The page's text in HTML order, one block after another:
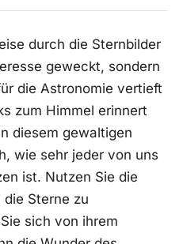
‌durch ‍die Sternbilder
geweckt, sondern
die Astronomie vertieft
‌zum⁢ Himmel erinnert
diesem gewaltigen
⁤wie sehr jeder von uns
ist. Nutzen Sie die‌
Sterne zu
sich von ihrem